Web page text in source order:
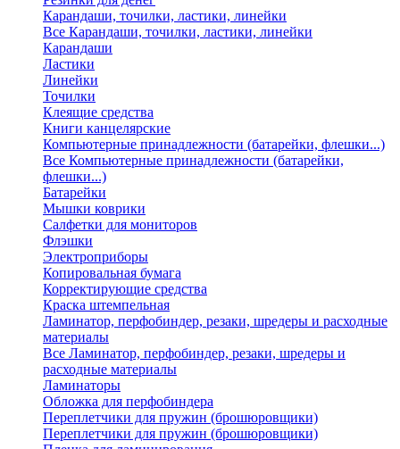
Карандаши, точилки, ластики, линейки
Все Карандаши, точилки, ластики, линейки
Карандаши
Ластики
Линейки
Точилки
Клеящие средства
Книги канцелярские
Компьютерные принадлежности (батарейки, флешки...)
Все Компьютерные принадлежности (батарейки,
флешки...)
Батарейки
Мышки коврики
Салфетки для мониторов
Флэшки
Электроприборы
Копировальная бумага
Корректирующие средства
Краска штемпельная
Ламинатор, перфобиндер, резаки, шредеры и расходные
материалы
Все Ламинатор, перфобиндер, резаки, шредеры и
расходные материалы
Ламинаторы
Обложка для перфобиндера
Переплетчики для пружин (брошюровщики)
Переплетчики для пружин (брошюровщики)